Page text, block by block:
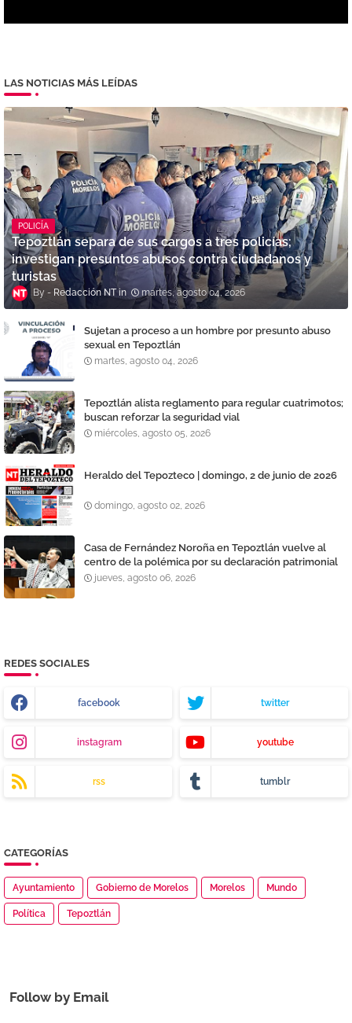
LAS NOTICIAS MÁS LEÍDAS
POLICÍA
Tepoztlán separa de sus cargos a tres policías;
investigan presuntos abusos contra ciudadanos y
turistas
Redacción NT martes, agosto 04, 2026
Sujetan a proceso a un hombre por presunto abuso
sexual en Tepoztlán
martes, agosto 04, 2026
Tepoztlán alista reglamento para regular cuatrimotos;
buscan reforzar la seguridad vial
miércoles, agosto 05, 2026
Heraldo del Tepozteco | domingo, 2 de junio de 2026
domingo, agosto 02, 2026
Casa de Fernández Noroña en Tepoztlán vuelve al
centro de la polémica por su declaración patrimonial
jueves, agosto 06, 2026
REDES SOCIALES
facebook twitter
instagram youtube
rss tumblr
CATEGORÍAS
Ayuntamiento Gobierno de Morelos Morelos Mundo
Política Tepoztlán
Follow by Email